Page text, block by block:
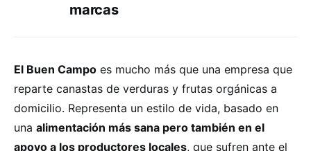
marcas
El Buen Campo es mucho más que una empresa que
reparte canastas de verduras y frutas orgánicas a
domicilio. Representa un estilo de vida, basado en
una alimentación más sana pero también en el
apoyo a los productores locales, que sufren ante el